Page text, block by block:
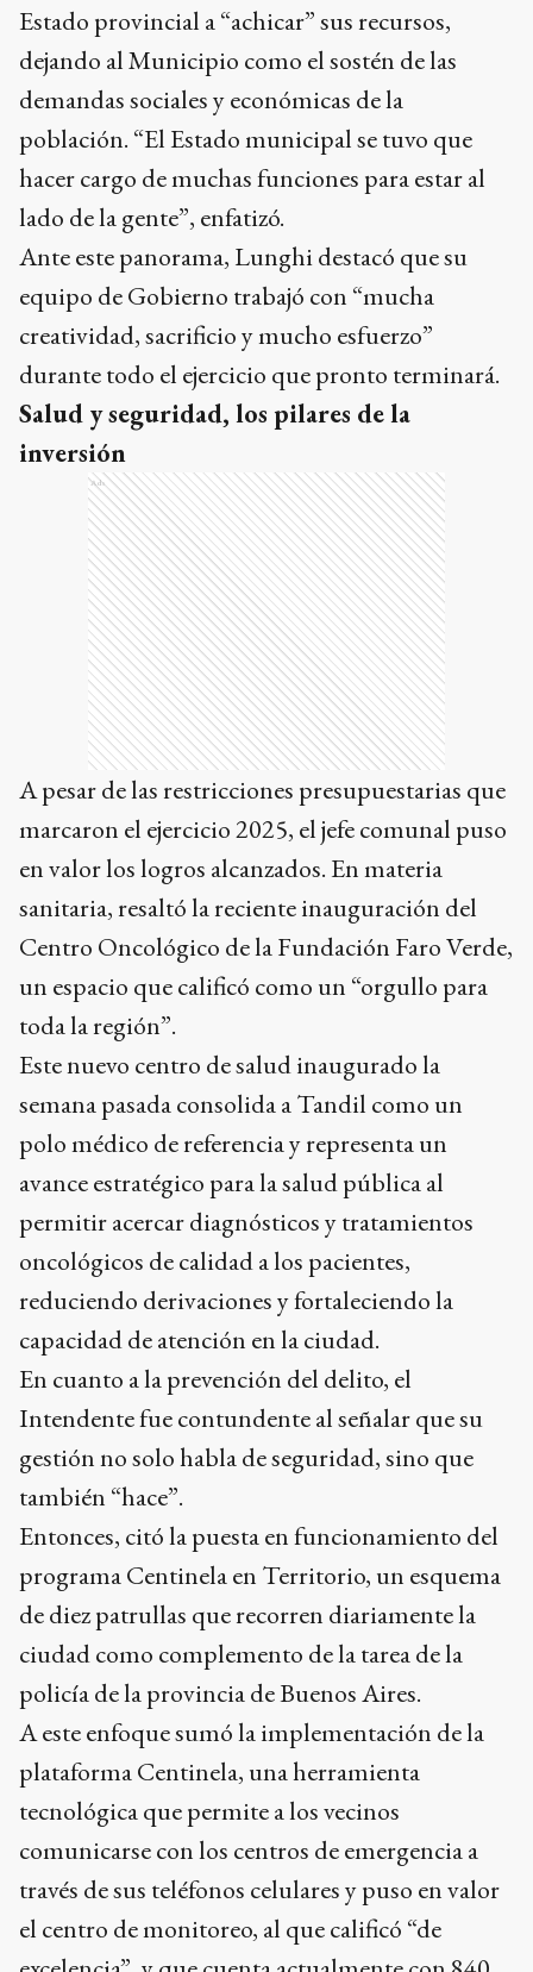
Estado provincial a “achicar” sus recursos,
dejando al Municipio como el sostén de las
demandas sociales y económicas de la
población. “El Estado municipal se tuvo que
hacer cargo de muchas funciones para estar al
lado de la gente”, enfatizó.
Ante este panorama, Lunghi destacó que su
equipo de Gobierno trabajó con “mucha
creatividad, sacrificio y mucho esfuerzo”
durante todo el ejercicio que pronto terminará.
Salud y seguridad, los pilares de la
inversión
Ads
A pesar de las restricciones presupuestarias que
marcaron el ejercicio 2025, el jefe comunal puso
en valor los logros alcanzados. En materia
sanitaria, resaltó la reciente inauguración del
Centro Oncológico de la Fundación Faro Verde,
un espacio que calificó como un “orgullo para
toda la región”.
Este nuevo centro de salud inaugurado la
semana pasada consolida a Tandil como un
polo médico de referencia y representa un
avance estratégico para la salud pública al
permitir acercar diagnósticos y tratamientos
oncológicos de calidad a los pacientes,
reduciendo derivaciones y fortaleciendo la
capacidad de atención en la ciudad.
En cuanto a la prevención del delito, el
Intendente fue contundente al señalar que su
gestión no solo habla de seguridad, sino que
también “hace”.
Entonces, citó la puesta en funcionamiento del
programa Centinela en Territorio, un esquema
de diez patrullas que recorren diariamente la
ciudad como complemento de la tarea de la
policía de la provincia de Buenos Aires.
A este enfoque sumó la implementación de la
plataforma Centinela, una herramienta
tecnológica que permite a los vecinos
comunicarse con los centros de emergencia a
través de sus teléfonos celulares y puso en valor
el centro de monitoreo, al que calificó “de